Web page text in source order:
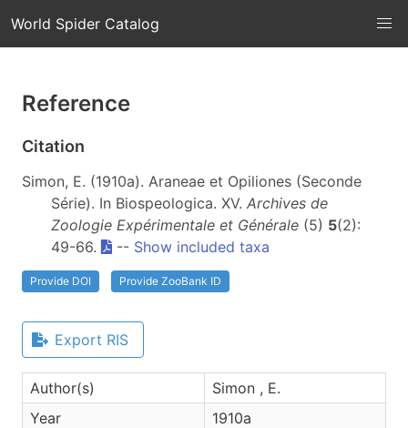
World Spider Catalog
Reference
Citation
Simon, E. (1910a). Araneae et Opiliones (Seconde
Série). In Biospeologica. XV. Archives de
Zoologie Expérimentale et Générale (5) 5(2):
49-66.
-- Show included taxa
Provide DOI Provide ZooBank ID
Export RIS
Author(s)
Simon , E.
Year
1910a